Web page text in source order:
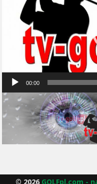
00:00
© 2026 GOLFpl.com -